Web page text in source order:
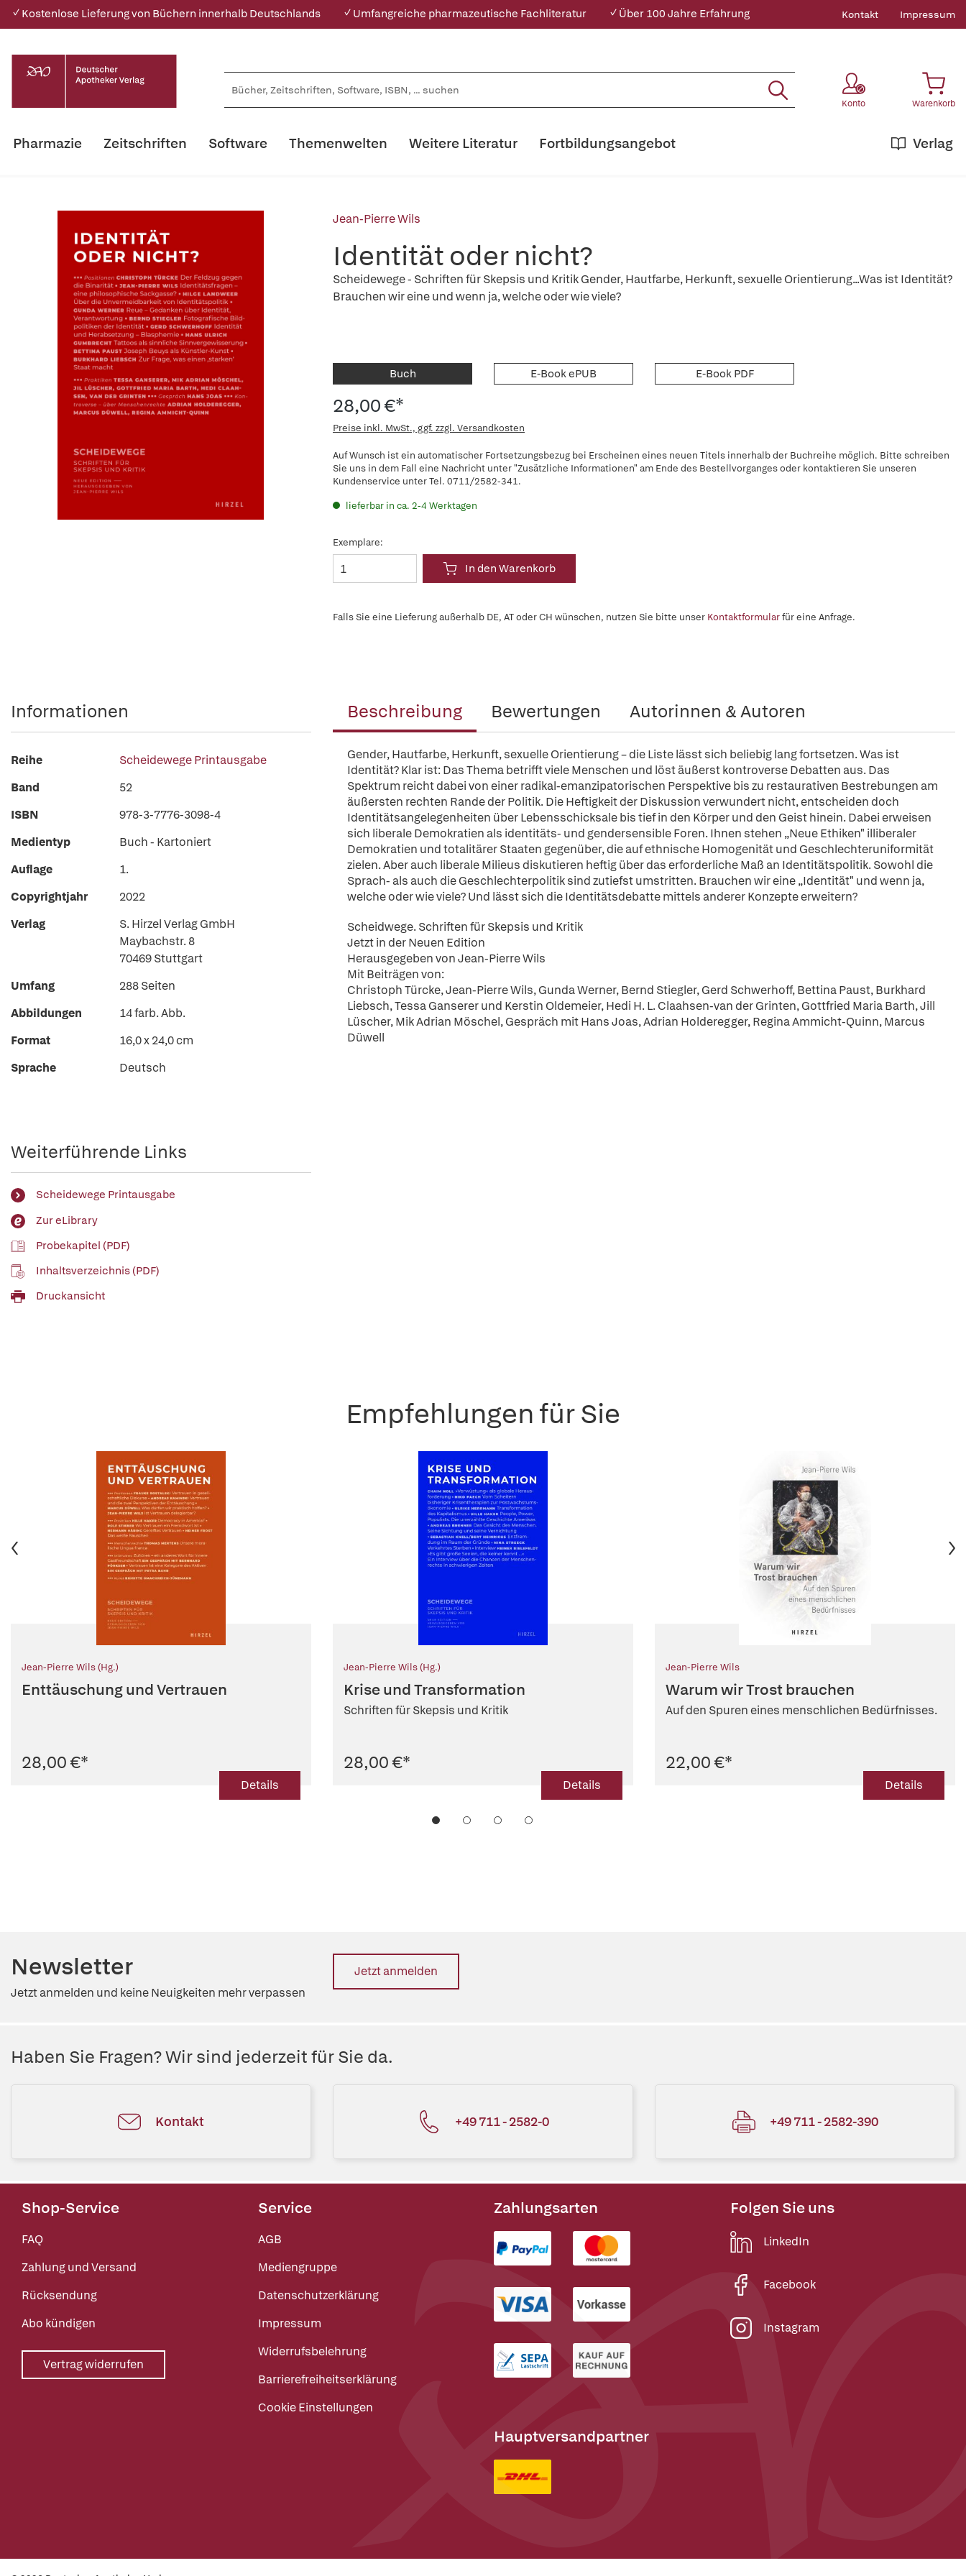
✓ Kostenlose Lieferung von Büchern innerhalb Deutschlands ✓ Umfangreiche pharmazeutische Fachliteratur ✓ Über 100 Jahre Erfahrung Kontakt Impressum
Konto Warenkorb
Pharmazie Zeitschriften Software Themenwelten Weitere Literatur Verlag
Fortbildungsangebot
Jean-Pierre Wils
Identität oder nicht?
Scheidewege - Schriften für Skepsis und Kritik Gender, Hautfarbe, Herkunft, sexuelle Orientierung...Was ist Identität?
Brauchen wir eine und wenn ja, welche oder wie viele?
Buch E-Book ePUB E-Book PDF
28,00 €*
Preise inkl. MwSt., ggf. zzgl. Versandkosten
Auf Wunsch ist ein automatischer Fortsetzungsbezug bei Erscheinen eines neuen Titels innerhalb der Buchreihe möglich. Bitte schreiben
Sie uns in dem Fall eine Nachricht unter "Zusätzliche Informationen" am Ende des Bestellvorganges oder kontaktieren Sie unseren
Kundenservice unter Tel. 0711/2582-341.
lieferbar in ca. 2-4 Werktagen
Exemplare:
In den Warenkorb
Falls Sie eine Lieferung außerhalb DE, AT oder CH wünschen, nutzen Sie bitte unser Kontaktformularfür eine Anfrage.
Beschreibung Bewertungen Autorinnen & Autoren
Gender, Hautfarbe, Herkunft, sexuelle Orientierung – die Liste lässt sich beliebig lang fortsetzen. Was ist
Identität? Klar ist: Das Thema betrifft viele Menschen und löst äußerst kontroverse Debatten aus. Das
Spektrum reicht dabei von einer radikal-emanzipatorischen Perspektive bis zu restaurativen Bestrebungen am
äußersten rechten Rande der Politik. Die Heftigkeit der Diskussion verwundert nicht, entscheiden doch
Identitätsangelegenheiten über Lebensschicksale bis tief in den Körper und den Geist hinein. Dabei erweisen
sich liberale Demokratien als identitäts- und gendersensible Foren. Ihnen stehen „Neue Ethiken" illiberaler
Demokratien und totalitärer Staaten gegenüber, die auf ethnische Homogenität und Geschlechteruniformität
zielen. Aber auch liberale Milieus diskutieren heftig über das erforderliche Maß an Identitätspolitik. Sowohl die
Sprach- als auch die Geschlechterpolitik sind zutiefst umstritten. Brauchen wir eine „Identität" und wenn ja,
welche oder wie viele? Und lässt sich die Identitätsdebatte mittels anderer Konzepte erweitern?
Scheidwege. Schriften für Skepsis und Kritik
Jetzt in der Neuen Edition
Herausgegeben von Jean-Pierre Wils
Mit Beiträgen von:
Christoph Türcke, Jean-Pierre Wils, Gunda Werner, Bernd Stiegler, Gerd Schwerhoff, Bettina Paust, Burkhard
Liebsch, Tessa Ganserer und Kerstin Oldemeier, Hedi H. L. Claahsen-van der Grinten, Gottfried Maria Barth, Jill
Lüscher, Mik Adrian Möschel, Gespräch mit Hans Joas, Adrian Holderegger, Regina Ammicht-Quinn, Marcus
Düwell
Informationen
Reihe
Scheidewege Printausgabe
Band
52
ISBN
978-3-7776-3098-4
Medientyp
Buch - Kartoniert
Auflage
1.
Copyrightjahr
2022
Verlag
S. Hirzel Verlag GmbH
Maybachstr. 8
70469 Stuttgart
Umfang
288 Seiten
Abbildungen
14 farb. Abb.
Format
16,0 x 24,0 cm
Sprache
Deutsch
Weiterführende Links
Scheidewege Printausgabe
Zur eLibrary
Probekapitel (PDF)
Inhaltsverzeichnis (PDF)
Druckansicht
Empfehlungen für Sie
Jean-Pierre Wils (Hg.)
Enttäuschung und Vertrauen
28,00 €*
Details
Jean-Pierre Wils (Hg.)
Krise und Transformation
Schriften für Skepsis und Kritik
28,00 €*
Details
Jean-Pierre Wils
Warum wir Trost brauchen
Auf den Spuren eines menschlichen Bedürfnisses.
22,00 €*
Details
Newsletter
Jetzt anmelden und keine Neuigkeiten mehr verpassen
Jetzt anmelden
Haben Sie Fragen? Wir sind jederzeit für Sie da.
Kontakt +49 711 - 2582-0 +49 711 - 2582-390
Shop-Service
FAQ
Zahlung und Versand
Rücksendung
Abo kündigen
Vertrag widerrufen
Service
AGB
Mediengruppe
Datenschutzerklärung
Impressum
Widerrufsbelehrung
Barrierefreiheitserklärung
Cookie Einstellungen
Zahlungsarten
Hauptversandpartner
Folgen Sie uns
LinkedIn
Facebook
Instagram